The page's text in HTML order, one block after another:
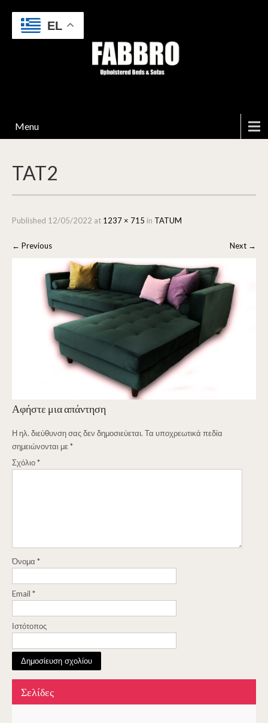
Menu
TAT2
Published 12/05/2022 at 1237 × 715 in TATUM
← Previous Next →
Αφήστε μια απάντηση
Η ηλ. διεύθυνση σας δεν δημοσιεύεται. Τα υποχρεωτικά πεδία
σημειώνονται με*
Σχόλιο*
Όνομα *
Email *
Ιστότοπος
Σελίδες
EL